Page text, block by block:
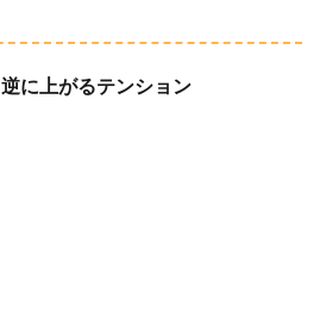
逆に上がるテンション